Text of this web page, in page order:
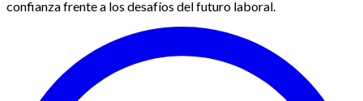
confianza frente a los desafíos del futuro laboral.